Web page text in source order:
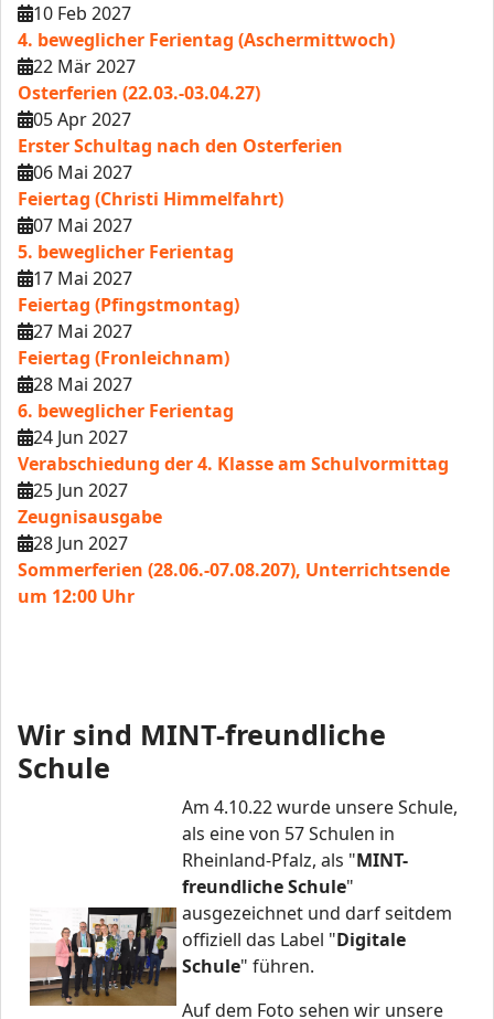
10 Feb 2027
4. beweglicher Ferientag (Aschermittwoch)
22 Mär 2027
Osterferien (22.03.-03.04.27)
05 Apr 2027
Erster Schultag nach den Osterferien
06 Mai 2027
Feiertag (Christi Himmelfahrt)
07 Mai 2027
5. beweglicher Ferientag
17 Mai 2027
Feiertag (Pfingstmontag)
27 Mai 2027
Feiertag (Fronleichnam)
28 Mai 2027
6. beweglicher Ferientag
24 Jun 2027
Verabschiedung der 4. Klasse am Schulvormittag
25 Jun 2027
Zeugnisausgabe
28 Jun 2027
Sommerferien (28.06.-07.08.207), Unterrichtsende
um 12:00 Uhr
Wir sind MINT-freundliche
Schule
Am 4.10.22 wurde unsere Schule,
als eine von 57 Schulen in
Rheinland-Pfalz, als "MINT-
freundliche Schule"
ausgezeichnet und darf seitdem
offiziell das Label "Digitale
Schule" führen.
Auf dem Foto sehen wir unsere